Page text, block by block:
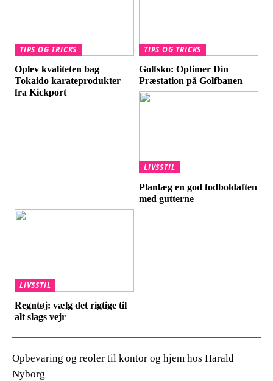
TIPS OG TRICKS
Oplev kvaliteten bag
Tokaido karateprodukter
fra Kickport
TIPS OG TRICKS
Golfsko: Optimer Din
Præstation på Golfbanen
LIVSSTIL
Planlæg en god fodboldaften
med gutterne
LIVSSTIL
Regntøj: vælg det rigtige til
alt slags vejr
Opbevaring og reoler til kontor og hjem hos Harald
Nyborg